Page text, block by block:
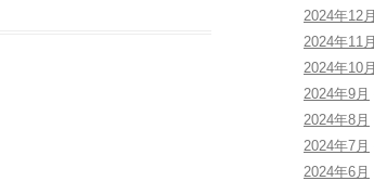
2024年12月
2024年11月
2024年10月
2024年9月
2024年8月
2024年7月
2024年6月